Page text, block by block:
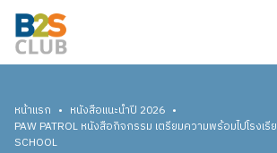
หน้าแรก • หนังสือแนะนำปี 2026 •
PAW PATROL หนังสือกิจกรรม เตรียมความพร้อมไปโรงเรี
SCHOOL